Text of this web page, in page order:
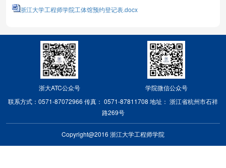
浙江大学工程师学院工体馆预约登记表.docx
浙大ATC公众号
学院微信公众号
联系方式：0571-87072966 传真： 0571-87811708 地址： 浙江省杭州市石祥
路269号
Copyright@2016 浙江大学工程师学院